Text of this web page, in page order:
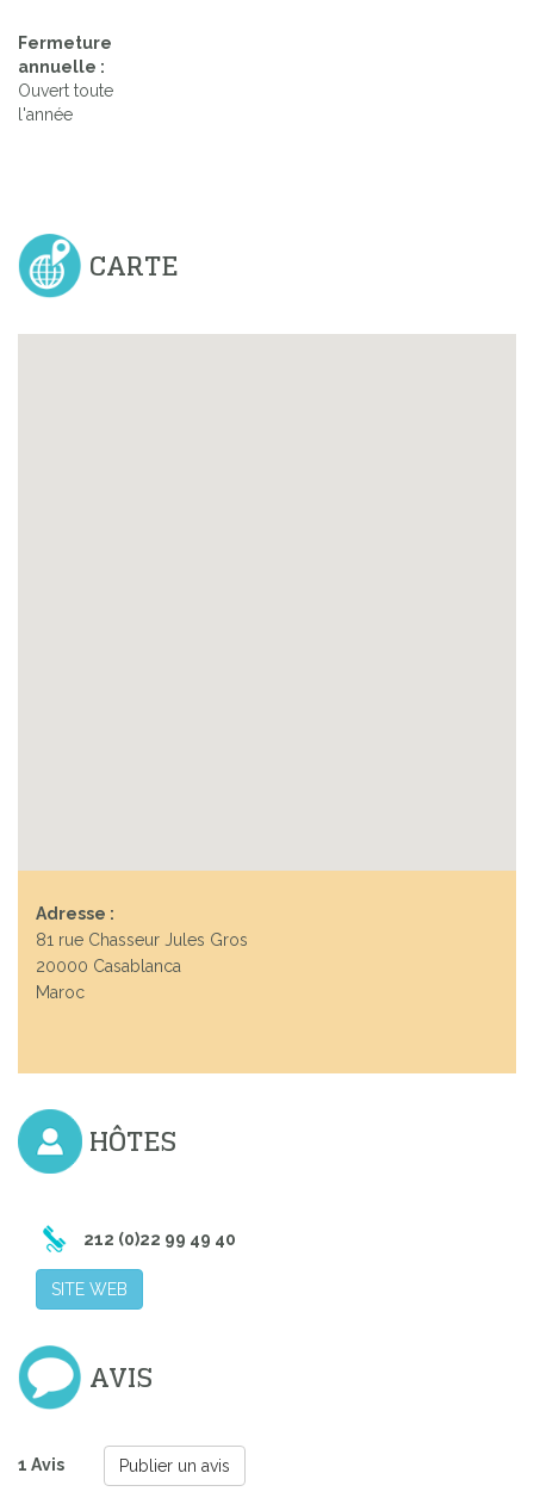
Fermeture
annuelle :
Ouvert toute
l'année
CARTE
Adresse :
81 rue Chasseur Jules Gros
20000 Casablanca
Maroc
HÔTES
212 (0)22 99 49 40
SITE WEB
AVIS
1 Avis Publier un avis